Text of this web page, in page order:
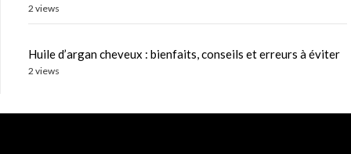
2 views
Huile d’argan cheveux : bienfaits, conseils et erreurs à éviter
2 views